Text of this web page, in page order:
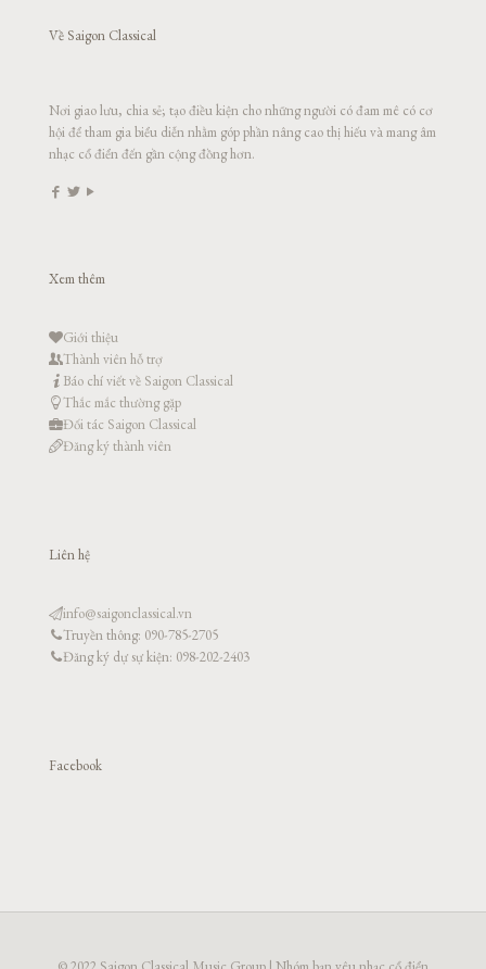
Về Saigon Classical
Nơi giao lưu, chia sẻ; tạo điều kiện cho những người có đam mê có cơ
hội để tham gia biểu diễn nhằm góp phần nâng cao thị hiếu và mang âm
nhạc cổ điển đến gần cộng đồng hơn.
Xem thêm
Giới thiệu
Thành viên hỗ trợ
Báo chí viết về Saigon Classical
Thắc mắc thường gặp
Đối tác Saigon Classical
Đăng ký thành viên
Liên hệ
info@saigonclassical.vn
Truyền thông: 090-785-2705
Đăng ký dự sự kiện: 098-202-2403
Facebook